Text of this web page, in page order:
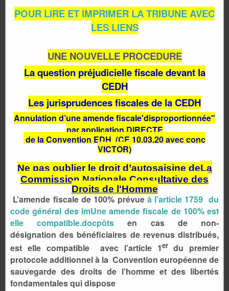
POUR LIRE ET IMPRIMER LA TRIBUNE AVEC
LES LIENS
UNE NOUVELLE PROCEDURE
La question préjudicielle fiscale devant la
CEDH
Les jurisprudences fiscales de la CEDH
Annulation d’une amende fiscale'disproportionnée"
par application DIRECTE
de la Convention EDH (CE 10.03.20 avec conc
VICTOR)
Ne pas oublier le droit d’autosaisine deLa
Commission Nationale Consultative des
Droits de l'Homme
L’amende fiscale de 100% prévue à l’article 1759 du
code général des imUne amende fiscale de 100% est
elle compatible.docpôts en cas de non-
désignation des bénéficiaires de revenus distribués,
est elle compatible avec l’article 1erdu premier
protocole additionnel à la Convention européenne de
sauvegarde des droits de l’homme et des libertés
fondamentales qui dispose